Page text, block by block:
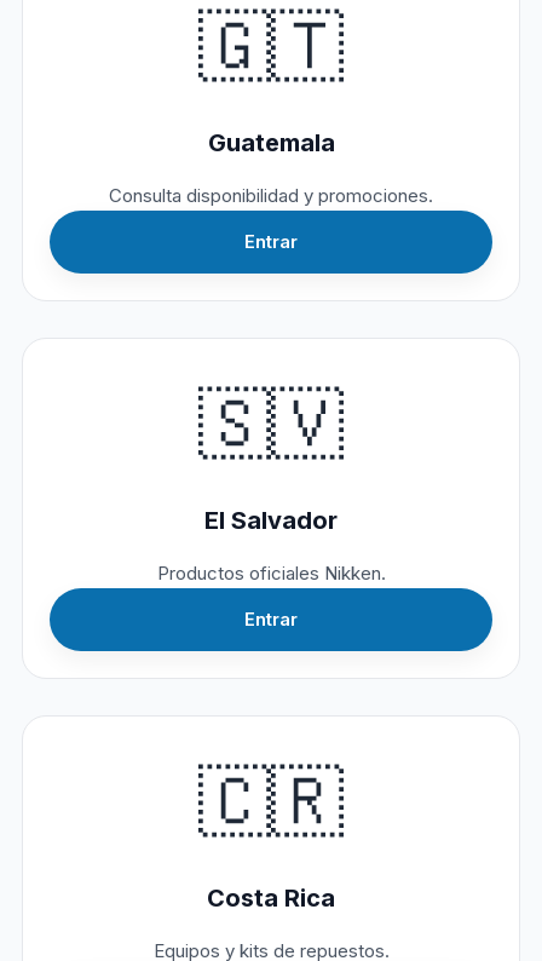
🇬🇹
Guatemala
Consulta disponibilidad y promociones.
Entrar
🇸🇻
El Salvador
Productos oficiales Nikken.
Entrar
🇨🇷
Costa Rica
Equipos y kits de repuestos.